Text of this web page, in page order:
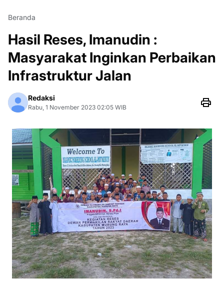
Beranda
Hasil Reses, Imanudin :
Masyarakat Inginkan Perbaikan
Infrastruktur Jalan
Redaksi
Rabu, 1 November 2023 02:05 WIB